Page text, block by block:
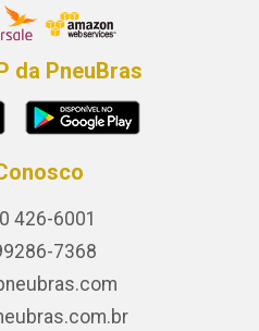
da PneuBras
426-6001
7368